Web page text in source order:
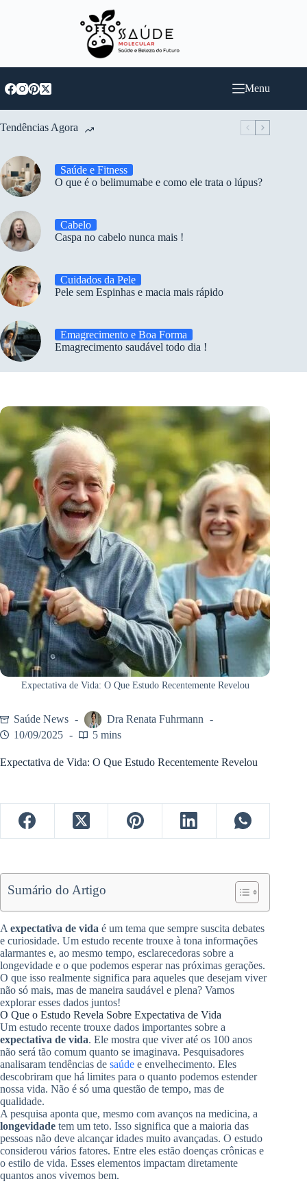
Menu
Tendências Agora
Saúde e Fitness
O que é o belimumabe e como ele trata o lúpus?
Cabelo
Caspa no cabelo nunca mais !
Cuidados da Pele
Pele sem Espinhas e macia mais rápido
Emagrecimento e Boa Forma
Emagrecimento saudável todo dia !
Expectativa de Vida: O Que Estudo Recentemente Revelou
Saúde News
Dra Renata Fuhrmann
10/09/2025
5 mins
Expectativa de Vida: O Que Estudo Recentemente Revelou
Sumário do Artigo
A expectativa de vida é um tema que sempre suscita debates
e curiosidade. Um estudo recente trouxe à tona informações
alarmantes e, ao mesmo tempo, esclarecedoras sobre a
longevidade e o que podemos esperar nas próximas gerações.
O que isso realmente significa para aqueles que desejam viver
não só mais, mas de maneira saudável e plena? Vamos
explorar esses dados juntos!
O Que o Estudo Revela Sobre Expectativa de Vida
Um estudo recente trouxe dados importantes sobre a
expectativa de vida. Ele mostra que viver até os 100 anos
não será tão comum quanto se imaginava. Pesquisadores
analisaram tendências de saúde e envelhecimento. Eles
descobriram que há limites para o quanto podemos estender
nossa vida. Não é só uma questão de tempo, mas de
qualidade.
A pesquisa aponta que, mesmo com avanços na medicina, a
longevidade tem um teto. Isso significa que a maioria das
pessoas não deve alcançar idades muito avançadas. O estudo
considerou vários fatores. Entre eles estão doenças crônicas e
o estilo de vida. Esses elementos impactam diretamente
quantos anos vivemos bem.